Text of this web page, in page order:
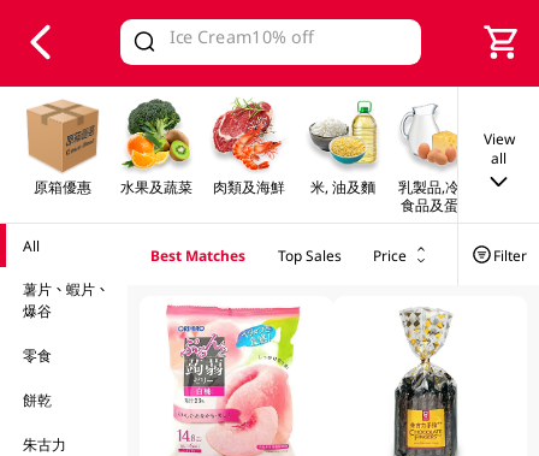
Valid Until 30 June 2026
原箱優惠 水果及蔬菜 肉類及海鮮 米, 油及麵
乳製品,冷凍
食品及蛋類
早餐
View
all
All
薯片、蝦片、
爆谷
零食
餅乾
朱古力
Best Matches Top Sales Price Filter